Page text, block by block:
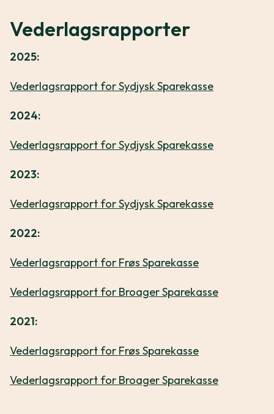
Vederlagsrapporter
2025:
Vederlagsrapport for Sydjysk Sparekasse
2024:
Vederlagsrapport for Sydjysk Sparekasse
2023:
Vederlagsrapport for Sydjysk Sparekasse
2022:
Vederlagsrapport for Frøs Sparekasse
Vederlagsrapport for Broager Sparekasse
2021:
Vederlagsrapport for Frøs Sparekasse
Vederlagsrapport for Broager Sparekasse